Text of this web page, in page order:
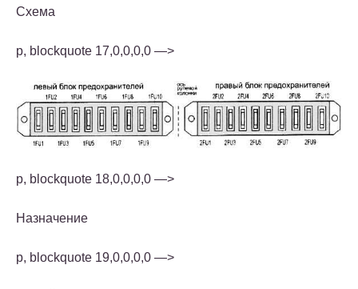
Схема
p, blockquote 17,0,0,0,0 —>
p, blockquote 18,0,0,0,0 —>
Назначение
p, blockquote 19,0,0,0,0 —>